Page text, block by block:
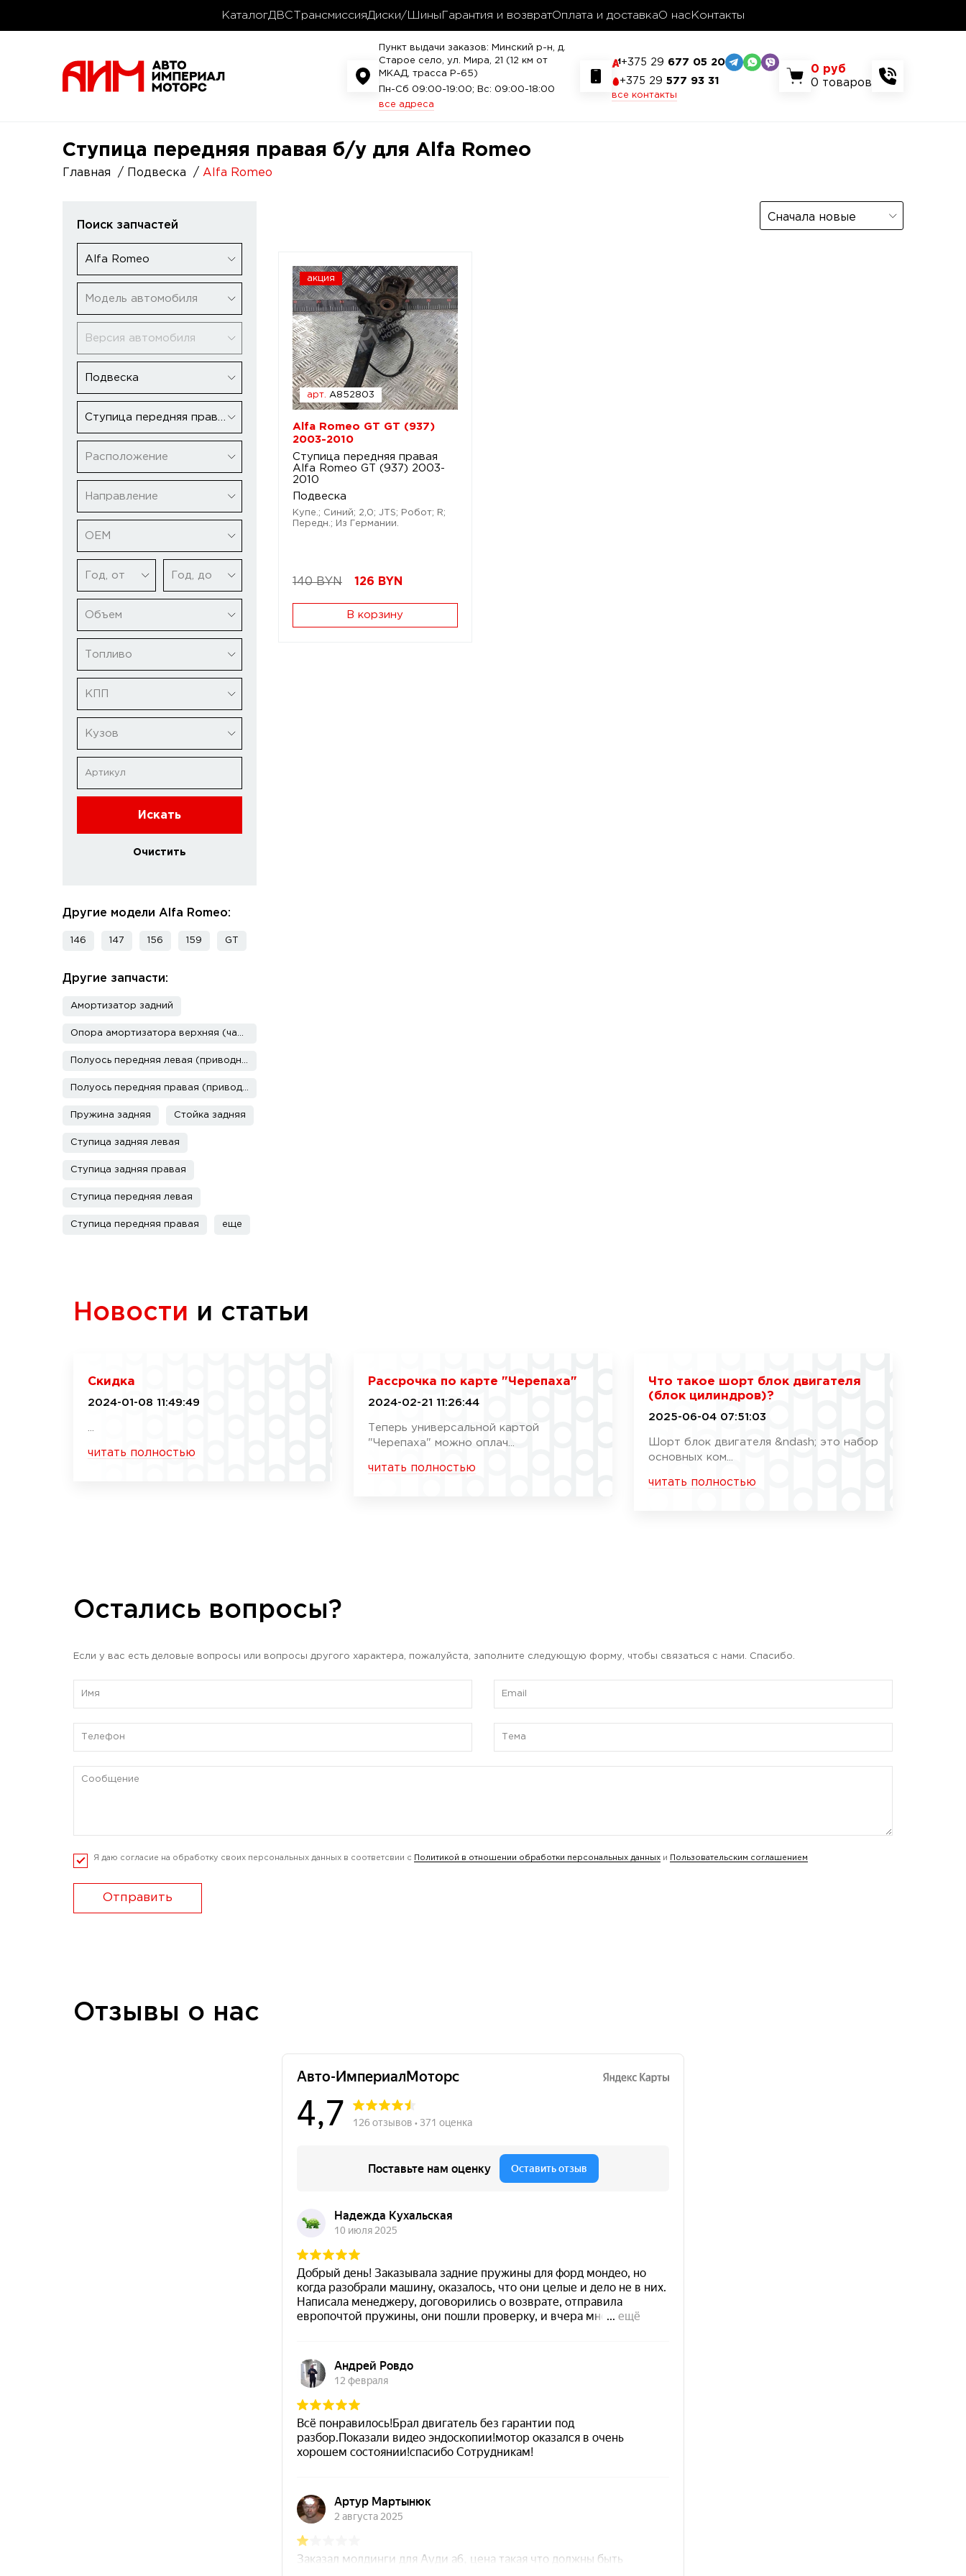
КаталогДВС ТрансмиссияДиски/Шины Гарантия и возвратОплата и доставкаО нас Контакты
Пункт выдачи заказов: Минский р-н, д.
Старое село, ул. Мира, 21 (12 км от
МКАД, трасса P-65)
Пн-Сб 09:00-19:00; Вс: 09:00-18:00
все адреса
+375 29 677 05 20
+375 29 577 93 31
все контакты
0 руб
0 товаров
Ступица передняя правая б/у для Alfa Romeo
Главная Подвеска Alfa Romeo
Поиск запчастей
Alfa Romeo
Модель автомобиля
Версия автомобиля
Подвеска
Расположение
Направление
ОЕМ
Год, от Год, до
Объем
Топливо
КПП
Кузов
Искать
Очистить
Другие модели Alfa Romeo:
146 147 156 159 GT
Другие запчасти:
Амортизатор задний
Пружина задняя Стойка задняя
Ступица задняя левая
Ступица задняя правая
Ступица передняя левая
Ступица передняя правая еще
Сначала новые
акция
арт. A852803
Alfa Romeo GT GT (937)
2003-2010
Ступица передняя правая
Alfa Romeo GT (937) 2003-
2010
Подвеска
Купе.; Синий; 2,0; JTS; Робот; R;
Передн.; Из Германии.
140 BYN 126 BYN
В корзину
Новости и статьи
Скидка
2024-01-08 11:49:49
читать полностью
Рассрочка по карте "Черепаха"
2024-02-21 11:26:44
Теперь универсальной картой
"Черепаха" можно оплач...
читать полностью
Что такое шорт блок двигателя
(блок цилиндров)?
2025-06-04 07:51:03
Шорт блок двигателя &ndash; это набор
основных ком...
читать полностью
Остались вопросы?
Если у вас есть деловые вопросы или вопросы другого характера, пожалуйста, заполните следующую форму, чтобы связаться с нами. Спасибо.
Я даю согласие на обработку своих персональных данных в соответсвии с Политикой в отношении обработки персональных данных и Пользовательским соглашением
Отправить
Отзывы о нас